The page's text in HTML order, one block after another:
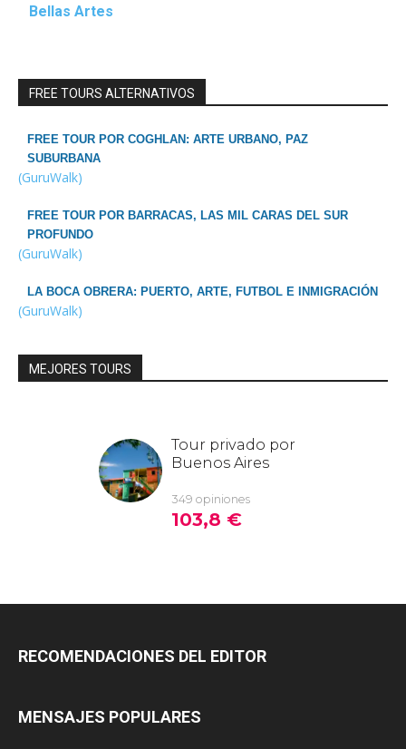
Bellas Artes
FREE TOURS ALTERNATIVOS
FREE TOUR POR COGHLAN: ARTE URBANO, PAZ
SUBURBANA
(GuruWalk)
FREE TOUR POR BARRACAS, LAS MIL CARAS DEL SUR
PROFUNDO
(GuruWalk)
LA BOCA OBRERA: PUERTO, ARTE, FUTBOL E INMIGRACIÓN
(GuruWalk)
MEJORES TOURS
RECOMENDACIONES DEL EDITOR
MENSAJES POPULARES